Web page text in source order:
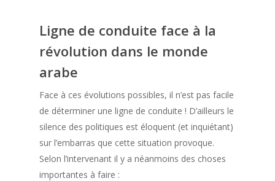
Ligne de conduite face à la
révolution dans le monde
arabe
Face à ces évolutions possibles, il n’est pas facile
de déterminer une ligne de conduite ! D’ailleurs le
silence des politiques est éloquent (et inquiétant)
sur l’embarras que cette situation provoque.
Selon l’intervenant il y a néanmoins des choses
importantes à faire :